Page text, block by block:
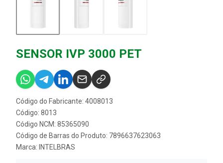
SENSOR IVP 3000 PET
Código do Fabricante: 4008013
Código: 8013
Código NCM: 85365090
Código de Barras do Produto: 7896637623063
Marca: INTELBRAS